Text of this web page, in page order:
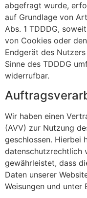
abgefragt wurde,
auf Grundlage von
Abs. 1 TDDDG,
von Cookies oder
Endgerät des
Sinne des TDDDG
widerrufbar.
Wir haben einen
(AVV) zur Nutzung
geschlossen. Hierbei
datenschutzrechtlich
gewährleistet, dass
Daten unserer
Weisungen und unter